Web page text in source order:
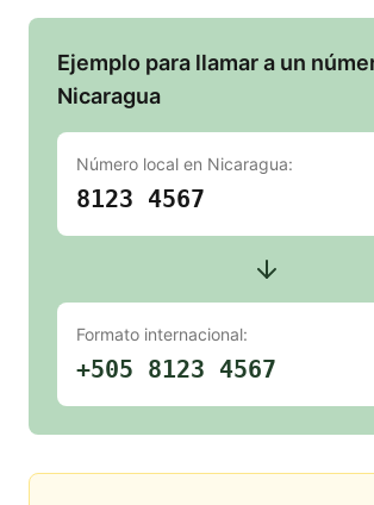
Ejemplo para llamar a un
Nicaragua
Número local en Nicaragua:
8123 4567
Formato internacional:
+505 8123 4567